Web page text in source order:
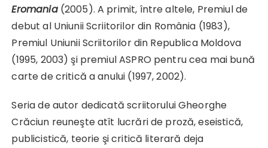
Eromania(2005). A primit, între altele, Premiul de
debut al Uniunii Scriitorilor din România (1983),
Premiul Uniunii Scriitorilor din Republica Moldova
(1995, 2003) şi premiul ASPRO pentru cea mai bună
carte de critică a anului (1997, 2002).
Seria de autor dedicată scriitorului Gheorghe
Crăciun reuneşte atît lucrări de proză, eseistică,
publicistică, teorie şi critică literară deja